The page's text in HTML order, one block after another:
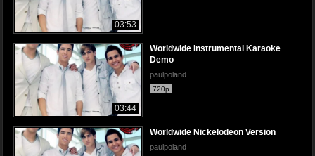
03:53
03:44
Worldwide Instrumental Karaoke
Demo
paulpoland
720p
Worldwide Nickelodeon Version
paulpoland